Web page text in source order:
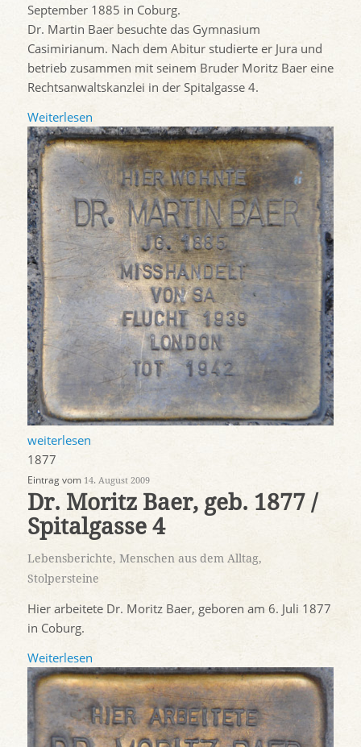
September 1885 in Coburg.
Dr. Martin Baer besuchte das Gymnasium
Casimirianum. Nach dem Abitur studierte er Jura und
betrieb zusammen mit seinem Bruder Moritz Baer eine
Rechtsanwaltskanzlei in der Spitalgasse 4.
Weiterlesen
weiterlesen
1877
Eintrag vom 14. August 2009
Dr. Moritz Baer, geb. 1877 /
Spitalgasse 4
Lebensberichte, Menschen aus dem Alltag,
Stolpersteine
Hier arbeitete Dr. Moritz Baer, geboren am 6. Juli 1877
in Coburg.
Weiterlesen